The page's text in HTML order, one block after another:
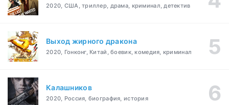
2020, США, триллер, драма, криминал, детектив
Выход жирного дракона
2020, Гонконг, Китай, боевик, комедия, криминал
Калашников
2020, Россия, биография, история